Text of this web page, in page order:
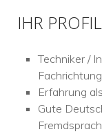
IHR
Techniker /
Erfahrung
Gute